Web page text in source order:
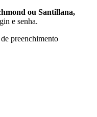
ou Santillana,
e senha.
preenchimento